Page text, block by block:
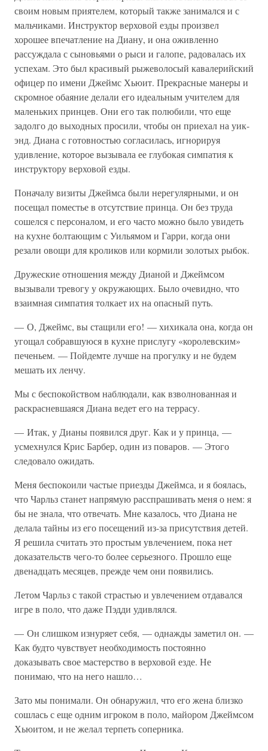
своим новым приятелем, который также занимался и с
мальчиками. Инструктор верховой езды произвел
хорошее впечатление на Диану, и она оживленно
рассуждала с сыновьями о рыси и галопе, радовалась их
успехам. Это был красивый рыжеволосый кавалерийский
офицер по имени Джеймс Хьюит. Прекрасные манеры и
скромное обаяние делали его идеальным учителем для
маленьких принцев. Они его так полюбили, что еще
задолго до выходных просили, чтобы он приехал на уик-
энд. Диана с готовностью согласилась, игнорируя
удивление, которое вызывала ее глубокая симпатия к
инструктору верховой езды.
Поначалу визиты Джеймса были нерегулярными, и он
посещал поместье в отсутствие принца. Он без труда
сошелся с персоналом, и его часто можно было увидеть
на кухне болтающим с Уильямом и Гарри, когда они
резали овощи для кроликов или кормили золотых рыбок.
Дружеские отношения между Дианой и Джеймсом
вызывали тревогу у окружающих. Было очевидно, что
взаимная симпатия толкает их на опасный путь.
— О, Джеймс, вы стащили его! — хихикала она, когда он
угощал собравшуюся в кухне прислугу «королевским»
печеньем. — Пойдемте лучше на прогулку и не будем
мешать их ленчу.
Мы с беспокойством наблюдали, как взволнованная и
раскрасневшаяся Диана ведет его на террасу.
— Итак, у Дианы появился друг. Как и у принца, —
усмехнулся Крис Барбер, один из поваров. — Этого
следовало ожидать.
Меня беспокоили частые приезды Джеймса, и я боялась,
что Чарльз станет напрямую расспрашивать меня о нем: я
бы не знала, что отвечать. Мне казалось, что Диана не
делала тайны из его посещений из-за присутствия детей.
Я решила считать это простым увлечением, пока нет
доказательств чего-то более серьезного. Прошло еще
двенадцать месяцев, прежде чем они появились.
Летом Чарльз с такой страстью и увлечением отдавался
игре в поло, что даже Пэдди удивлялся.
— Он слишком изнуряет себя, — однажды заметил он. —
Как будто чувствует необходимость постоянно
доказывать свое мастерство в верховой езде. Не
понимаю, что на него нашло…
Зато мы понимали. Он обнаружил, что его жена близко
сошлась с еще одним игроком в поло, майором Джеймсом
Хьюитом, и не желал терпеть соперника.